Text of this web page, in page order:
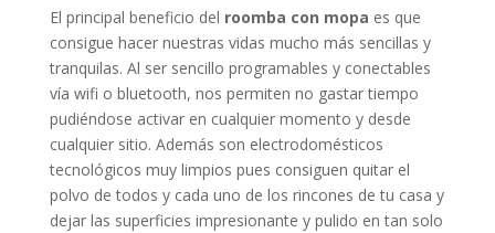
El principal beneficio del roomba con mopa es que
consigue hacer nuestras vidas mucho más sencillas y
tranquilas. Al ser sencillo programables y conectables
vía wifi o bluetooth, nos permiten no gastar tiempo
pudiéndose activar en cualquier momento y desde
cualquier sitio. Además son electrodomésticos
tecnológicos muy limpios pues consiguen quitar el
polvo de todos y cada uno de los rincones de tu casa y
dejar las superficies impresionante y pulido en tan solo